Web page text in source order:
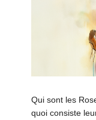
Qui sont les
quoi consiste